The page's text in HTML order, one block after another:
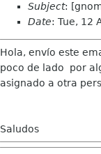
Subject:
Date: Tue, 12
Hola, envío este
poco de lado por
asignado a otra
Saludos